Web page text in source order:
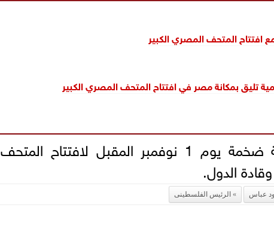
افتتاح المتحف المصري الكبير
تليق بمكانة مصر في افتتاح المتحف المصري الكبير
يذكر ان مصر تستعد لإقامة احتفالية ضخمة يوم 1 نوفمبر المقبل لافتتاح المتحف
الدول.
عباس الرئيس الفلسطينى